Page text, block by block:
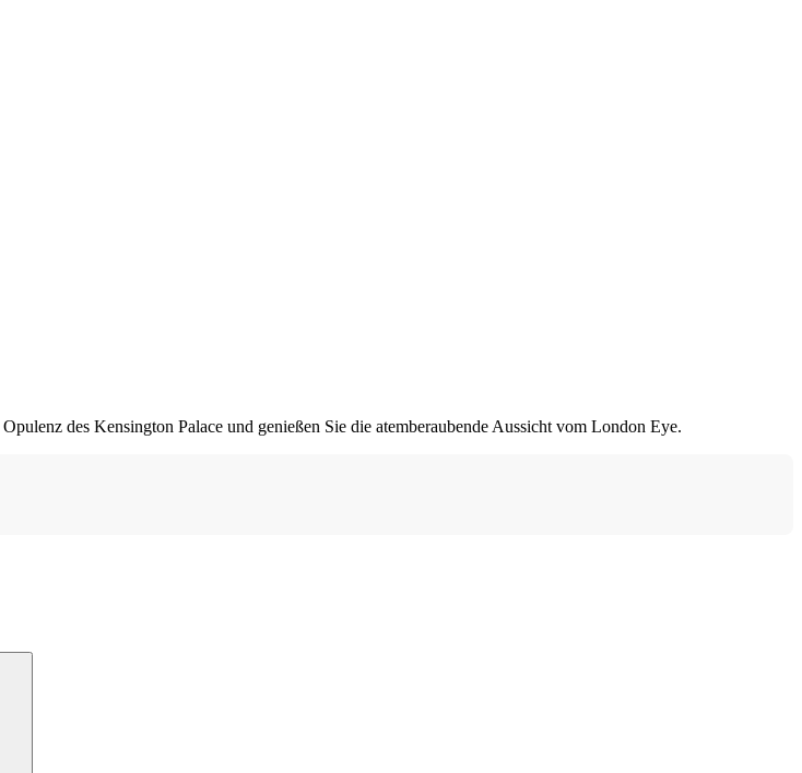
des Kensington Palace und genießen Sie die atemberaubende Aussicht vom London Eye.